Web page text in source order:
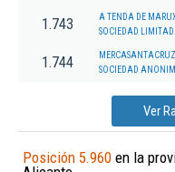
1.743
A TENDA DE
SOCIEDAD
1.744
MERCASANTACRUZ
SOCIEDAD
Ver
Posición 5.960 en la